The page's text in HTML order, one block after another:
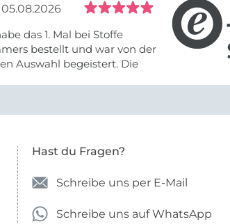
05.08.2026
das 1. Mal bei Stoffe
bestellt und war von der
Auswahl begeistert. Die
Hast du Fragen?
Schreibe uns per E-Mail
Schreibe uns auf WhatsApp